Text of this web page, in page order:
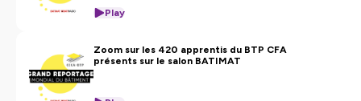
Play
Zoom sur les 420 apprentis du BTP CFA
présents sur le salon BATIMAT